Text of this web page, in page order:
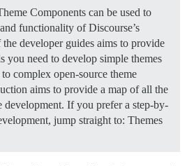
Components can be used to
functionality of Discourse’s
developer guides aims to provide
you need to develop simple themes
complex open-source theme
aims to provide a map of all the
development. If you prefer a step-by-
jump straight to: Themes